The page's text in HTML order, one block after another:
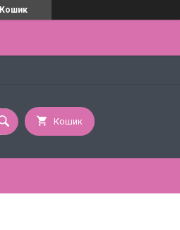
Кошик
Кошик